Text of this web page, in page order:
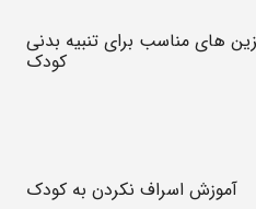
های مناسب برای تنبیه بدنی
کودک
آموزش اسراف نکردن به کودک